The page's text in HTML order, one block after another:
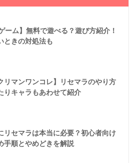
ーム】無料で遊べる？遊び方紹介！
ときの対処法も
リマンワンコレ】リセマラのやり方
りキャラもあわせて紹介
リセマラは本当に必要？初心者向け
手順とやめどきを解説